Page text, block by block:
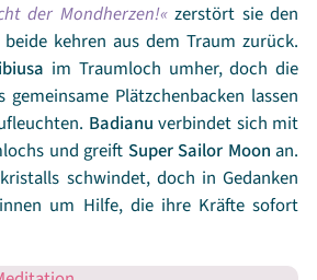
der Mondherzen! zerstört sie den
kehren aus dem Traum zurück.
im Traumloch umher, doch die
gemeinsame Plätzchenbacken lassen
Badianu verbindet sich mit
und greift SuperSailor Moon an.
schwindet, doch in Gedanken
um Hilfe, die ihre Kräfte sofort